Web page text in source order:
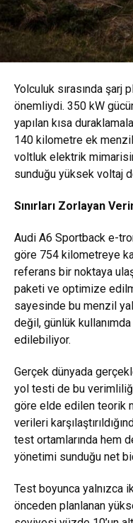
Yolculuk sırasında şarj
önemliydi. 350 kW
yapılan kısa
140 kilometre ek
voltluk elektrik
sunduğu yüksek voltaj
Sınırları Zorlayan
Audi A6 Sportback e-
göre 754 kilometreye
referans bir noktaya
paketi ve optimize
sayesinde bu menzil
değil, günlük
edilebiliyor.
Gerçek dünyada
yol testi de bu
göre elde edilen teorik
verileri
test ortamlarında hem
yönetimi sunduğu net
Test boyunca yalnızca
önceden planlanan